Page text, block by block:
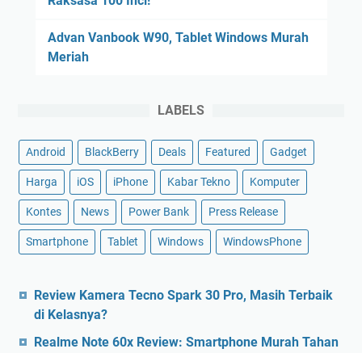
Advan Vanbook W90, Tablet Windows Murah
Meriah
LABELS
Android BlackBerry Deals Featured Gadget
Harga iOS iPhone Kabar Tekno Komputer
Kontes News Power Bank Press Release
Smartphone Tablet Windows WindowsPhone
Review Kamera Tecno Spark 30 Pro, Masih Terbaik
di Kelasnya?
Realme Note 60x Review: Smartphone Murah Tahan